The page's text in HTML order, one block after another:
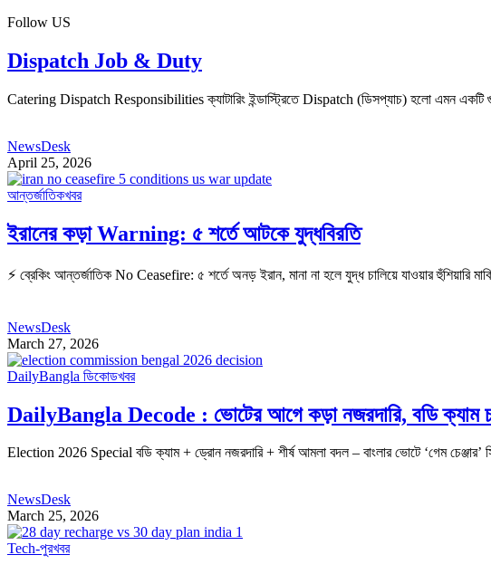
Follow US
Dispatch Job & Duty
Catering Dispatch Responsibilities ক্যাটারিং ইন্ডাস্ট্রিতে Dispatch (ডিসপ্যাচ) হলো এমন একটি
NewsDesk
April 25, 2026
আন্তর্জাতিকখবর
ইরানের কড়া Warning: ৫ শর্তে আটকে যুদ্ধবিরতি
⚡ ব্রেকিং আন্তর্জাতিক No Ceasefire: ৫ শর্তে অনড় ইরান, মানা না হলে যুদ্ধ চালিয়ে যাওয়ার হুঁশিয়ারি
NewsDesk
March 27, 2026
DailyBangla ডিকোডখবর
DailyBangla Decode : ভোটের আগে কড়া নজরদারি, বডি ক্যাম
Election 2026 Special বডি ক্যাম + ড্রোন নজরদারি + শীর্ষ আমলা বদল – বাংলার ভোটে ‘গেম
NewsDesk
March 25, 2026
Tech-পুরখবর